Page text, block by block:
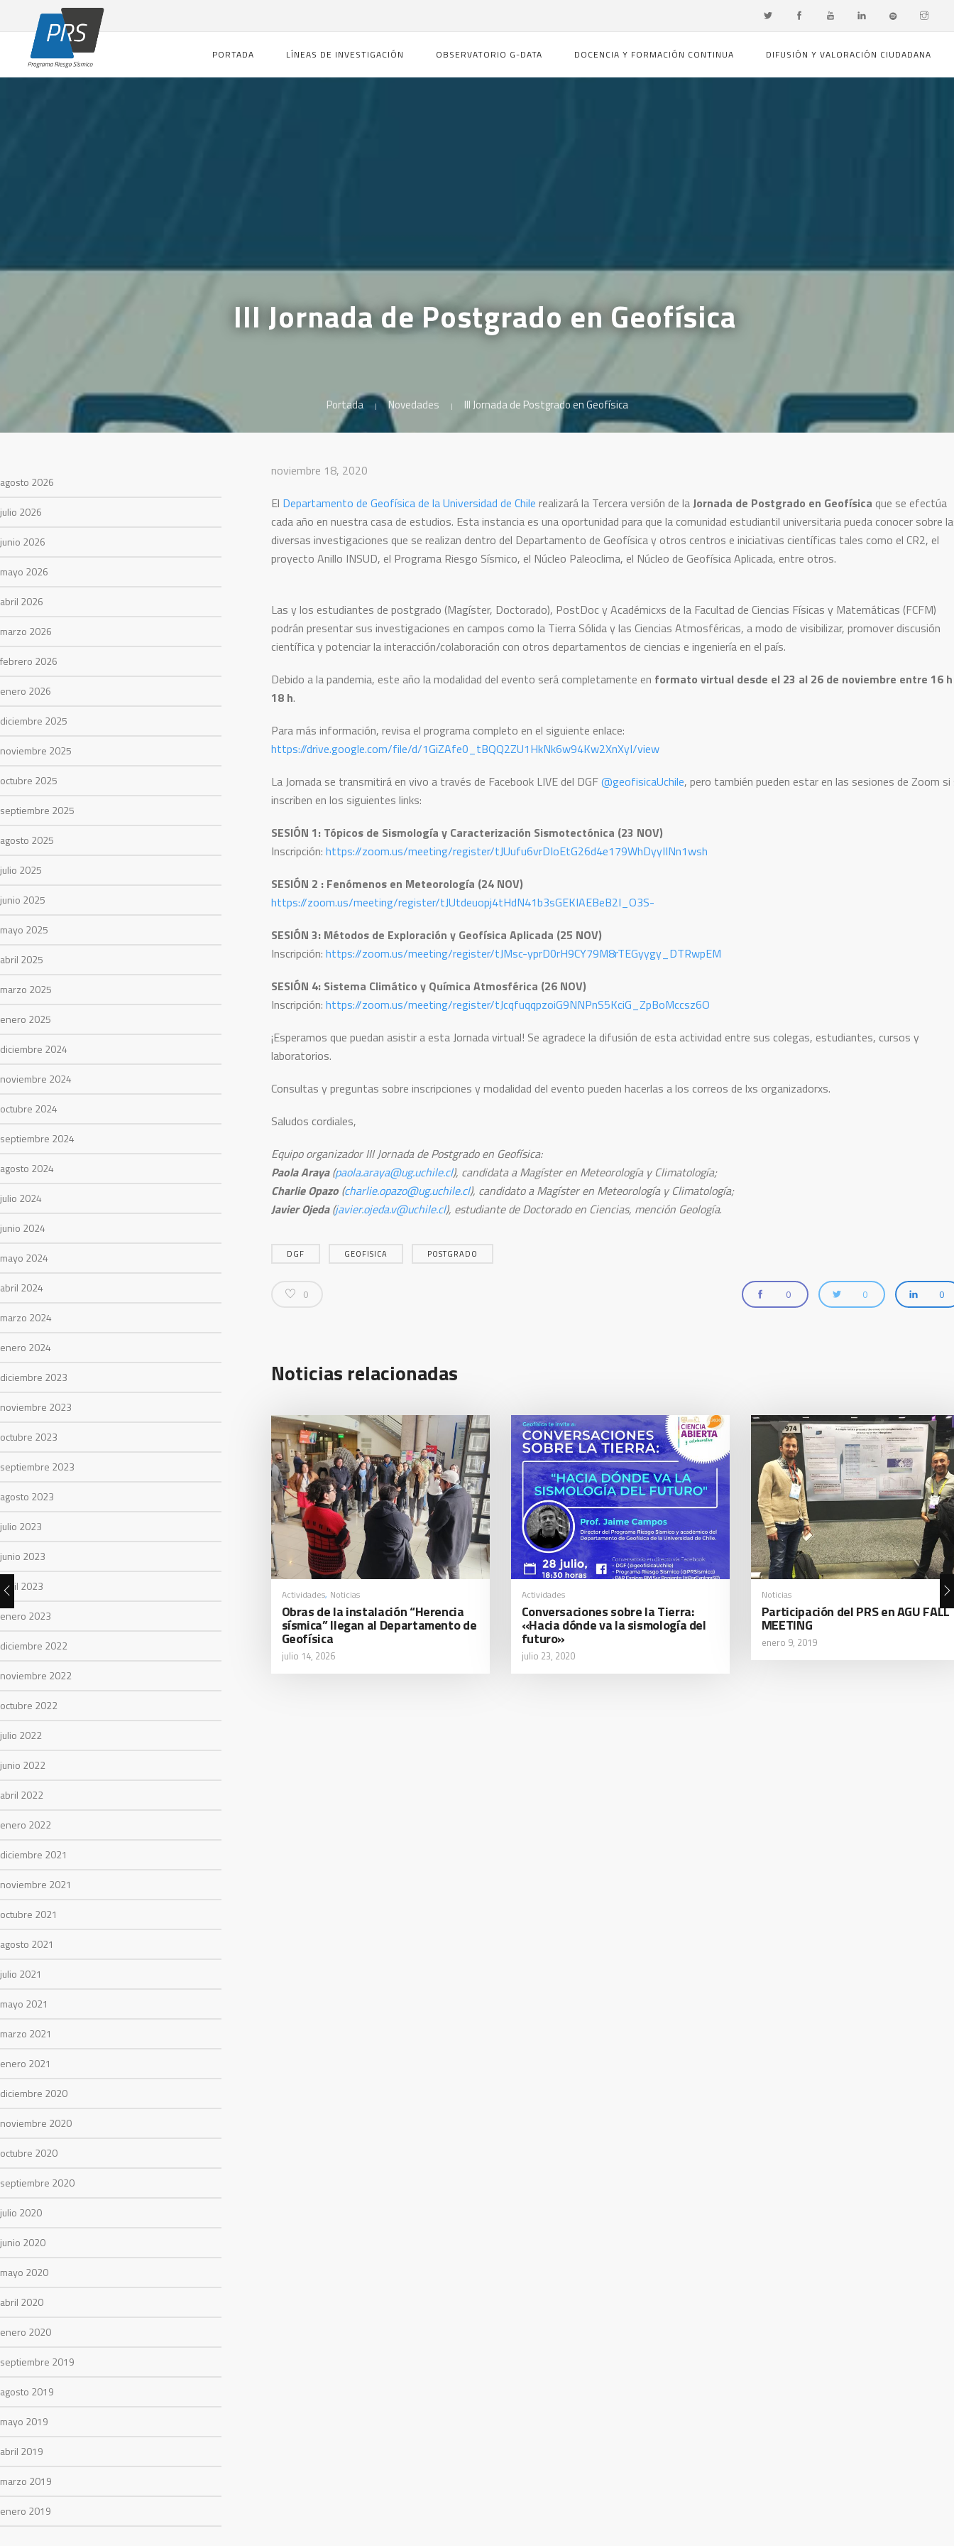
PORTADA LÍNEAS DE INVESTIGACIÓN OBSERVATORIO G-DATA DOCENCIA Y FORMACIÓN CONTINUA DIFUSIÓN Y VALORACIÓN CIUDADANA
III Jornada de Postgrado en Geofísica
Portada Novedades III Jornada de Postgrado en Geofísica
agosto 2026
julio 2026
junio 2026
mayo 2026
abril 2026
marzo 2026
febrero 2026
enero 2026
diciembre 2025
noviembre 2025
octubre 2025
septiembre 2025
agosto 2025
julio 2025
junio 2025
mayo 2025
abril 2025
marzo 2025
enero 2025
diciembre 2024
noviembre 2024
octubre 2024
septiembre 2024
agosto 2024
julio 2024
junio 2024
mayo 2024
abril 2024
marzo 2024
enero 2024
diciembre 2023
noviembre 2023
octubre 2023
septiembre 2023
agosto 2023
julio 2023
junio 2023
abril 2023
enero 2023
diciembre 2022
noviembre 2022
octubre 2022
julio 2022
junio 2022
abril 2022
enero 2022
diciembre 2021
noviembre 2021
octubre 2021
agosto 2021
julio 2021
mayo 2021
marzo 2021
enero 2021
diciembre 2020
noviembre 2020
octubre 2020
septiembre 2020
julio 2020
junio 2020
mayo 2020
abril 2020
enero 2020
septiembre 2019
agosto 2019
mayo 2019
abril 2019
marzo 2019
enero 2019
noviembre 18, 2020
El Departamento de Geofísica de la Universidad de Chile realizará la Tercera versión de laJornada de Postgrado en Geofísica que se efectúa
cada año en nuestra casa de estudios. Esta instancia es una oportunidad para que la comunidad estudiantil universitaria pueda conocer sobre
diversas investigaciones que se realizan dentro del Departamento de Geofísica y otros centros e iniciativas científicas tales como el CR2, el
proyecto Anillo INSUD, el Programa Riesgo Sísmico, el Núcleo Paleoclima, el Núcleo de Geofísica Aplicada, entre otros.
Las y los estudiantes de postgrado (Magíster, Doctorado), PostDoc y Académicxs de la Facultad de Ciencias Físicas y Matemáticas (FCFM)
podrán presentar sus investigaciones en campos como la Tierra Sólida y las Ciencias Atmosféricas, a modo de visibilizar, promover discusión
científica y potenciar la interacción/colaboración con otros departamentos de ciencias e ingeniería en el país.
Debido a la pandemia, este año la modalidad del evento será completamente en formato virtual desde el 23 al 26 de noviembre entre 16
18 h.
Para más información, revisa el programa completo en el siguiente enlace:
https://drive.google.com/file/d/1GiZAfe0_tBQQ2ZU1HkNk6w94Kw2XnXyI/view
La Jornada se transmitirá en vivo a través de Facebook LIVE del DGF@geofisicaUchile, pero también pueden estar en las sesiones de Zoom si
inscriben en los siguientes links:
SESIÓN 1: Tópicos de Sismología y Caracterización Sismotectónica (23 NOV)
Inscripción: https://zoom.us/meeting/register/tJUufu6vrDIoEtG26d4e179WhDyyIINn1wsh
SESIÓN 2 : Fenómenos en Meteorología (24 NOV)
https://zoom.us/meeting/register/tJUtdeuopj4tHdN41b3sGEKIAEBeB2I_O3S-
SESIÓN 3: Métodos de Exploración y Geofísica Aplicada (25 NOV)
Inscripción: https://zoom.us/meeting/register/tJMsc-yprD0rH9CY79M8rTEGyygy_DTRwpEM
SESIÓN 4: Sistema Climático y Química Atmosférica (26 NOV)
Inscripción: https://zoom.us/meeting/register/tJcqfuqqpzoiG9NNPnS5KciG_ZpBoMccsz6O
¡Esperamos que puedan asistir a esta Jornada virtual! Se agradece la difusión de esta actividad entre sus colegas, estudiantes, cursos y
laboratorios.
Consultas y preguntas sobre inscripciones y modalidad del evento pueden hacerlas a los correos de lxs organizadorxs.
Saludos cordiales,
Equipo organizador III Jornada de Postgrado en Geofísica:
Paola Araya(paola.araya@ug.uchile.cl), candidata a Magíster en Meteorología y Climatología;
Charlie Opazo(charlie.opazo@ug.uchile.cl), candidato a Magíster en Meteorología y Climatología;
Javier Ojeda(javier.ojeda.v@uchile.cl), estudiante de Doctorado en Ciencias, mención Geología.
DGF GEOFISICA POSTGRADO
0 0 0 0
Noticias relacionadas
Actividades, Noticias
Obras de la instalación “Herencia
sísmica” llegan al Departamento de
Geofísica
julio 14, 2026
Actividades
Conversaciones sobre la Tierra:
«Hacia dónde va la sismología del
futuro»
julio 23, 2020
Noticias
Participación del PRS en AGU FALL
MEETING
enero 9, 2019